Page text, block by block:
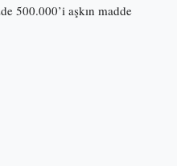
500.000’i aşkın madde